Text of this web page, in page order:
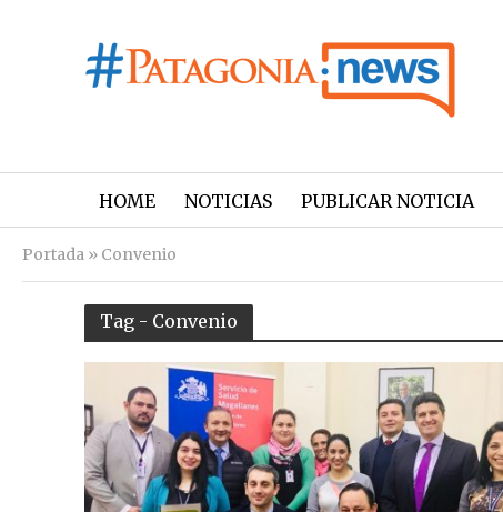
HOME NOTICIAS PUBLICAR NOTICIA
Portada » Convenio
Tag - Convenio